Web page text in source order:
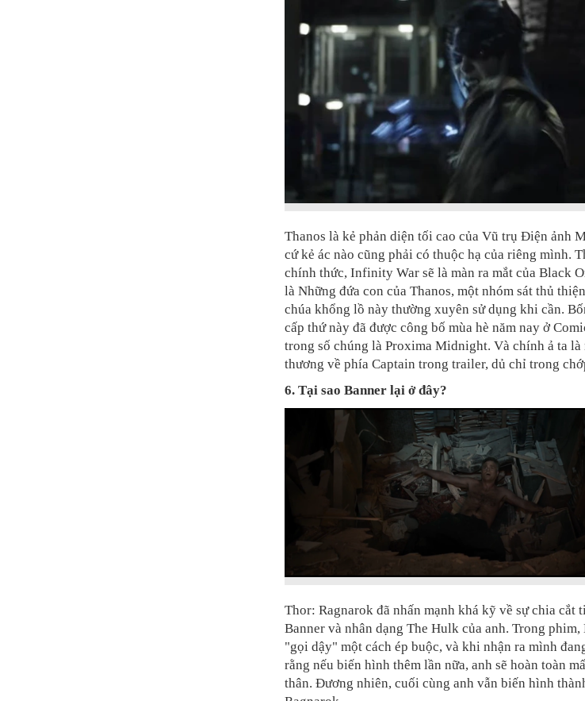
Thanos là kẻ phản diện tối cao của Vũ trụ Điện ảnh
cứ kẻ ác nào cũng phải có thuộc hạ của riêng mình.
chính thức, Infinity War sẽ là màn ra mắt của Black
là Những đứa con của Thanos, một nhóm sát thủ
chúa khổng lồ này thường xuyên sử dụng khi cần.
cấp thứ này đã được công bố mùa hè năm nay ở
trong số chúng là Proxima Midnight. Và chính ả ta
thương về phía Captain trong trailer, dủ chỉ trong
6. Tại sao Banner lại ở đây?
Thor: Ragnarok đã nhấn mạnh khá kỹ về sự chia cắt
Banner và nhân dạng The Hulk của anh. Trong
"gọi dậy" một cách ép buộc, và khi nhận ra mình
rằng nếu biến hình thêm lần nữa, anh sẽ hoàn toàn
thân. Đương nhiên, cuối cùng anh vẫn biến hình